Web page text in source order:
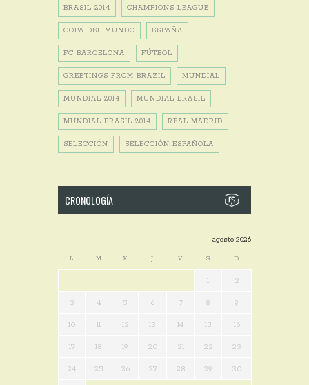
BRASIL 2014 CHAMPIONS LEAGUE
COPA DEL MUNDO ESPAÑA
FC BARCELONA FÚTBOL
GREETINGS FROM BRAZIL MUNDIAL
MUNDIAL 2014 MUNDIAL BRASIL
MUNDIAL BRASIL 2014 REAL MADRID
SELECCIÓN SELECCIÓN ESPAÑOLA
CRONOLOGÍA
agosto 2026
L M X J V S D
1 2
3 4 5 6 7 8 9
10 11 12 13 14 15 16
17 18 19 20 21 22 23
24 25 26 27 28 29 30